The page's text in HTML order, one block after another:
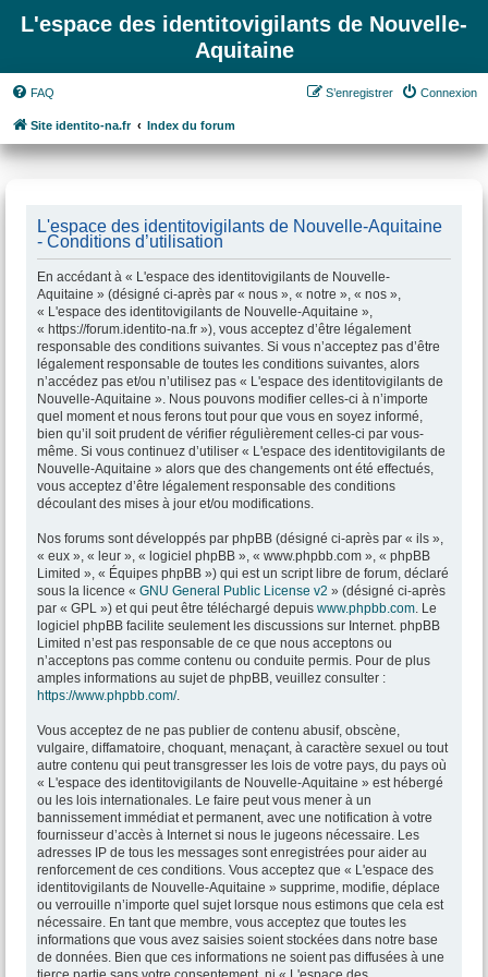
L'espace des identitovigilants de Nouvelle-
Aquitaine
FAQ Connexion
S’enregistrer
Site identito-na.fr Index du forum
L'espace des identitovigilants de Nouvelle-Aquitaine
- Conditions d’utilisation
En accédant à « L'espace des identitovigilants de Nouvelle-
Aquitaine » (désigné ci-après par « nous », « notre », « nos »,
« L'espace des identitovigilants de Nouvelle-Aquitaine »,
« https://forum.identito-na.fr »), vous acceptez d’être légalement
responsable des conditions suivantes. Si vous n’acceptez pas d’être
légalement responsable de toutes les conditions suivantes, alors
n’accédez pas et/ou n’utilisez pas « L'espace des identitovigilants de
Nouvelle-Aquitaine ». Nous pouvons modifier celles-ci à n’importe
quel moment et nous ferons tout pour que vous en soyez informé,
bien qu’il soit prudent de vérifier régulièrement celles-ci par vous-
même. Si vous continuez d’utiliser « L'espace des identitovigilants de
Nouvelle-Aquitaine » alors que des changements ont été effectués,
vous acceptez d’être légalement responsable des conditions
découlant des mises à jour et/ou modifications.
Nos forums sont développés par phpBB (désigné ci-après par « ils »,
« eux », « leur », « logiciel phpBB », « www.phpbb.com », « phpBB
Limited », « Équipes phpBB ») qui est un script libre de forum, déclaré
sous la licence « GNU General Public License v2 » (désigné ci-après
par « GPL ») et qui peut être téléchargé depuis www.phpbb.com. Le
logiciel phpBB facilite seulement les discussions sur Internet. phpBB
Limited n’est pas responsable de ce que nous acceptons ou
n’acceptons pas comme contenu ou conduite permis. Pour de plus
amples informations au sujet de phpBB, veuillez consulter :
https://www.phpbb.com/.
Vous acceptez de ne pas publier de contenu abusif, obscène,
vulgaire, diffamatoire, choquant, menaçant, à caractère sexuel ou tout
autre contenu qui peut transgresser les lois de votre pays, du pays où
« L'espace des identitovigilants de Nouvelle-Aquitaine » est hébergé
ou les lois internationales. Le faire peut vous mener à un
bannissement immédiat et permanent, avec une notification à votre
fournisseur d’accès à Internet si nous le jugeons nécessaire. Les
adresses IP de tous les messages sont enregistrées pour aider au
renforcement de ces conditions. Vous acceptez que « L'espace des
identitovigilants de Nouvelle-Aquitaine » supprime, modifie, déplace
ou verrouille n’importe quel sujet lorsque nous estimons que cela est
nécessaire. En tant que membre, vous acceptez que toutes les
informations que vous avez saisies soient stockées dans notre base
de données. Bien que ces informations ne soient pas diffusées à une